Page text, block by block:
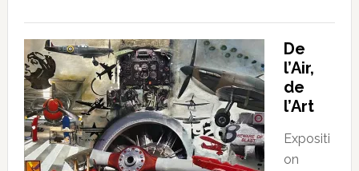
De
l’Air,
de
l’Art
Expositi
on